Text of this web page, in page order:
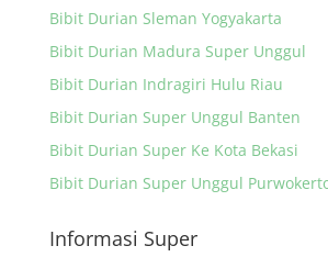
Bibit Durian Sleman Yogyakarta
Bibit Durian Madura Super Unggul
Bibit Durian Indragiri Hulu Riau
Bibit Durian Super Unggul Banten
Bibit Durian Super Ke Kota Bekasi
Bibit Durian Super Unggul
Informasi Super